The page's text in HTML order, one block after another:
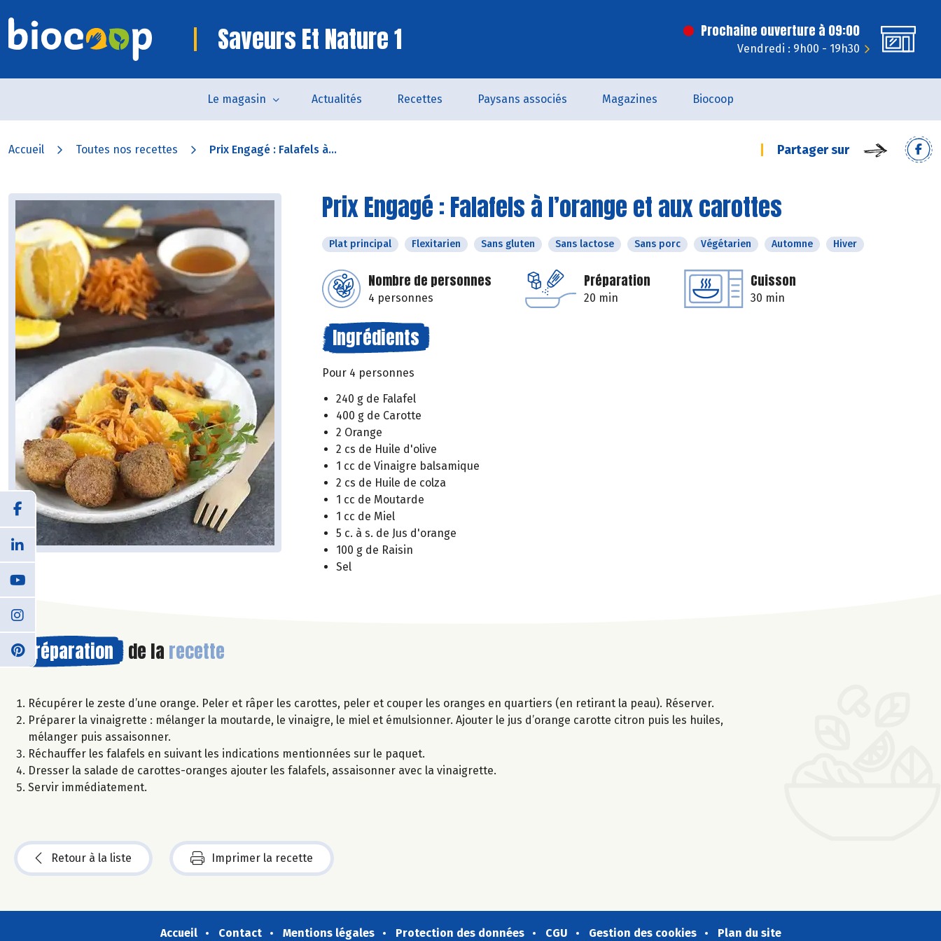
Saveurs Et Nature 1 Prochaine ouverture à 09:00
Vendredi : 9h00 - 19h30
Le magasin Actualités Recettes Paysans associés Magazines Biocoop
Accueil Toutes nos recettes Prix Engagé : Falafels à... Partager sur
Prix Engagé : Falafels à l’orange et aux carottes
Plat principal Flexitarien Sans gluten Sans lactose Sans porc Végétarien Automne Hiver
Nombre de personnes
4 personnes
Préparation
20 min
Cuisson
30 min
Ingrédients
Pour 4 personnes
240 g de Falafel
400 g de Carotte
2 Orange
2 cs de Huile d'olive
1 cc de Vinaigre balsamique
2 cs de Huile de colza
1 cc de Moutarde
1 cc de Miel
5 c. à s. de Jus d'orange
100 g de Raisin
Sel
Préparation de la recette
Récupérer le zeste d’une orange. Peler et râper les carottes, peler et couper les oranges en quartiers (en retirant la peau). Réserver.
Préparer la vinaigrette : mélanger la moutarde, le vinaigre, le miel et émulsionner. Ajouter le jus d’orange carotte citron puis les huiles,
mélanger puis assaisonner.
Réchauffer les falafels en suivant les indications mentionnées sur le paquet.
Dresser la salade de carottes-oranges ajouter les falafels, assaisonner avec la vinaigrette.
Servir immédiatement.
Retour à la liste Imprimer la recette
Accueil Contact Mentions légales Protection des données CGU Gestion des cookies Plan du site